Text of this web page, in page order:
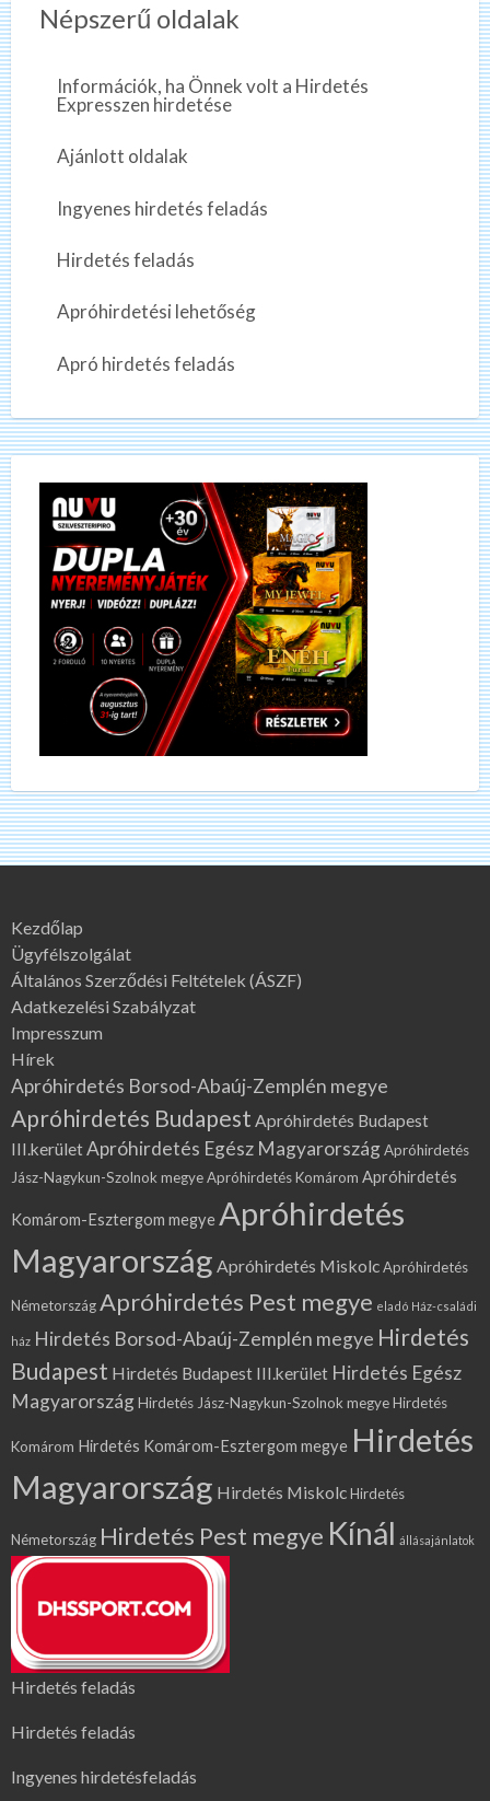
Népszerű oldalak
Információk, ha Önnek volt a Hirdetés
Expresszen hirdetése
Ajánlott oldalak
Ingyenes hirdetés feladás
Hirdetés feladás
Apróhirdetési lehetőség
Apró hirdetés feladás
Kezdőlap
Ügyfélszolgálat
Általános Szerződési Feltételek (ÁSZF)
Adatkezelési Szabályzat
Impresszum
Hírek
Apróhirdetés Borsod-Abaúj-Zemplén megye
Apróhirdetés Budapest Apróhirdetés Budapest
III.kerületApróhirdetés Egész MagyarországApróhirdetés
Jász-Nagykun-Szolnok megyeApróhirdetés Komárom Apróhirdetés
Komárom-Esztergom megye Apróhirdetés
Magyarország Apróhirdetés MiskolcApróhirdetés
NémetországApróhirdetés Pest megye eladó Ház-családi
ház Hirdetés Borsod-Abaúj-Zemplén megye Hirdetés
Budapest Hirdetés Budapest III.kerület Hirdetés Egész
MagyarországHirdetés Jász-Nagykun-Szolnok megyeHirdetés
Komárom Hirdetés Komárom-Esztergom megye Hirdetés
Magyarország Hirdetés MiskolcHirdetés
Németország Hirdetés Pest megye Kínál állásajánlatok
Hirdetés feladás
Hirdetés feladás
Ingyenes hirdetésfeladás